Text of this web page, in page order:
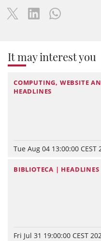
It may interest you
COMPUTING, WEBSITE
HEADLINES
Tue Aug 04 13:00:00 CEST
BIBLIOTECA | HEADLINES
Fri Jul 31 19:00:00 CEST